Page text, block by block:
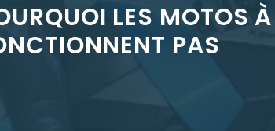
LES MOTOS
PAS